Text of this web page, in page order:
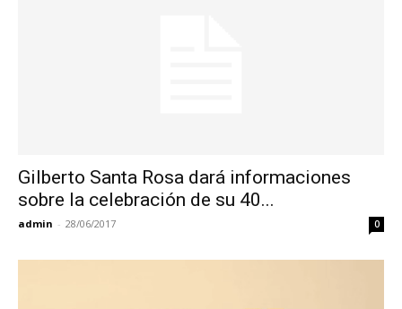
Gilberto Santa Rosa dará informaciones
sobre la celebración de su 40...
admin - 28/06/2017 0